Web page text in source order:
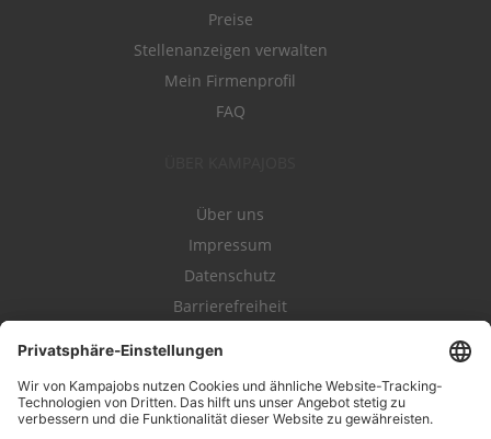
Preise
Stellenanzeigen verwalten
Mein Firmenprofil
FAQ
Über uns
Impressum
Datenschutz
Barrierefreiheit
Kampahire
Kampagnenforum